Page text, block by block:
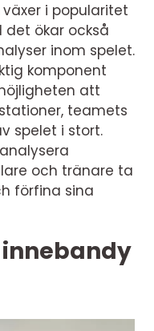
i popularitet
det ökar också
inom spelet.
komponent
att
teamets
spelet i stort.
och tränare ta
förfina sina